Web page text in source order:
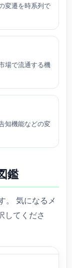
変遷を時系列で
場で流通する機
知機能などの変
鑑
。 気になるメ
してくださ